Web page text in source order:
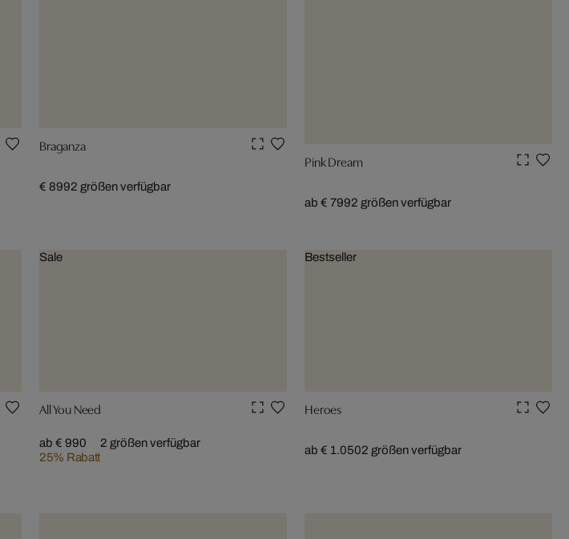
Braganza
€ 8992 größen verfügbar
Pink Dream
ab € 7992 größen verfügbar
Sale
All You Need
ab € 990
25% Rabatt
2 größen verfügbar
Bestseller
Heroes
ab € 1.0502 größen verfügbar